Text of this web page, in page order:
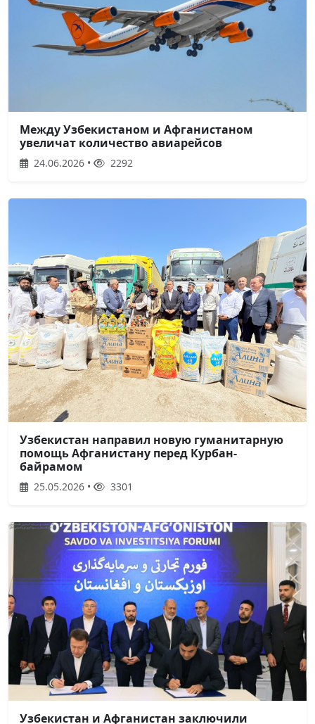
Между Узбекистаном и Афганистаном
увеличат количество авиарейсов
24.06.2026 • 2292
Узбекистан направил новую гуманитарную
помощь Афганистану перед Курбан-
байрамом
25.05.2026 • 3301
Узбекистан и Афганистан заключили